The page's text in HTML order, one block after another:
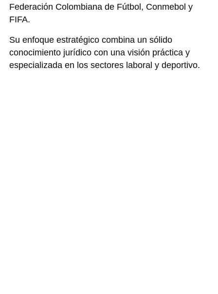
Federación Colombiana de Fútbol, Conmebol y
FIFA.
Su enfoque estratégico combina un sólido
conocimiento jurídico con una visión práctica y
especializada en los sectores laboral y deportivo.